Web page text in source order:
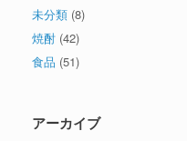
未分類 (8)
焼酎 (42)
食品 (51)
アーカイブ